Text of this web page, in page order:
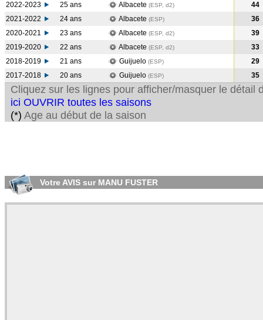
2022-2023
25 ans Albacete (ESP, d2)
44
2021-2022
24 ans Albacete (ESP)
36
2020-2021
23 ans Albacete (ESP, d2)
39
2019-2020
22 ans Albacete (ESP, d2)
33
2018-2019
21 ans Guijuelo (ESP)
29
2017-2018
20 ans Guijuelo (ESP) 35
Cliquez sur les lignes pour afficher/masquer le détail
ici OUVRIR toutes les saisons
(*) Age au début de la saison
Votre AVIS sur MANU FUSTER